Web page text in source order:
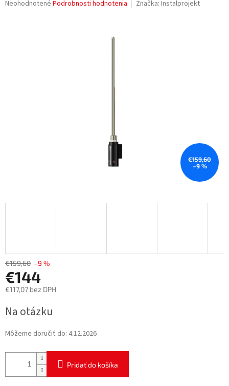
Priemerné
Neohodnotené Podrobnosti hodnotenia Značka: Instalprojekt
€159,60
–9 %
€159,60 –9 %
€144
€117,07 bez DPH
cena:
Na otázku
Môžeme doručiť do: 4.12.2026
Pridať do košíka